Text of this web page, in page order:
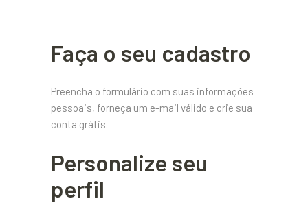
Faça o seu cadastro
Preencha o formulário com suas informações
pessoais, forneça um e-mail válido e crie sua
conta grátis.
Personalize seu
perfil